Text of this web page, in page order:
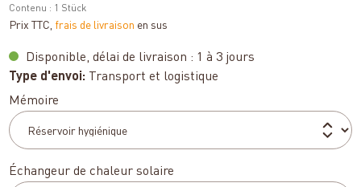
Contenu : 1 Stück
Prix TTC, frais de livraison en sus
Disponible, délai de livraison : 1 à 3 jours
Type d'envoi: Transport et logistique
Sélectionnez
Mémoire
Sélectionnez
Échangeur de chaleur solaire